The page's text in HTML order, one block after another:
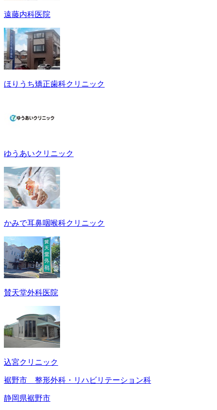
遠藤内科医院
ほりうち矯正歯科クリニック
ゆうあいクリニック
かみで耳鼻咽喉科クリニック
賛天堂外科医院
込宮クリニック
裾野市 整形外科・リハビリテーション科
静岡県裾野市